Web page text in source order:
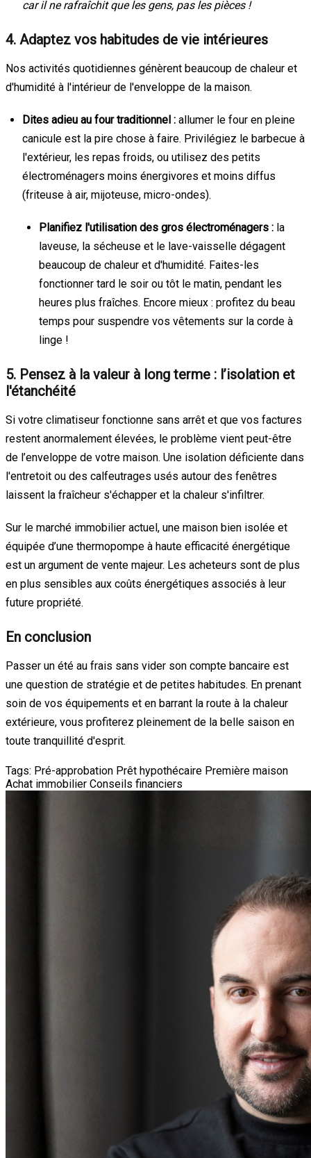
car il ne rafraîchit que les gens, pas les pièces !
4. Adaptez vos habitudes de vie intérieures
Nos activités quotidiennes génèrent beaucoup de chaleur et
d'humidité à l'intérieur de l'enveloppe de la maison.
Dites adieu au four traditionnel : allumer le four en pleine
canicule est la pire chose à faire. Privilégiez le barbecue à
l'extérieur, les repas froids, ou utilisez des petits
électroménagers moins énergivores et moins diffus
(friteuse à air, mijoteuse, micro-ondes).
Planifiez l'utilisation des gros électroménagers : la
laveuse, la sécheuse et le lave-vaisselle dégagent
beaucoup de chaleur et d'humidité. Faites-les
fonctionner tard le soir ou tôt le matin, pendant les
heures plus fraîches. Encore mieux : profitez du beau
temps pour suspendre vos vêtements sur la corde à
linge !
5. Pensez à la valeur à long terme : l’isolation et
l'étanchéité
Si votre climatiseur fonctionne sans arrêt et que vos factures
restent anormalement élevées, le problème vient peut-être
de l’enveloppe de votre maison. Une isolation déficiente dans
l'entretoit ou des calfeutrages usés autour des fenêtres
laissent la fraîcheur s'échapper et la chaleur s'infiltrer.
Sur le marché immobilier actuel, une maison bien isolée et
équipée d’une thermopompe à haute efficacité énergétique
est un argument de vente majeur. Les acheteurs sont de plus
en plus sensibles aux coûts énergétiques associés à leur
future propriété.
En conclusion
Passer un été au frais sans vider son compte bancaire est
une question de stratégie et de petites habitudes. En prenant
soin de vos équipements et en barrant la route à la chaleur
extérieure, vous profiterez pleinement de la belle saison en
toute tranquillité d'esprit.
Tags: Pré-approbation Prêt hypothécaire Première maison
Achat immobilier Conseils financiers